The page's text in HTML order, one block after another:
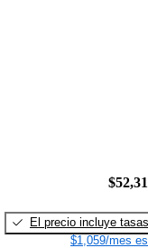
El precio incluye tasas
$1,059/mes